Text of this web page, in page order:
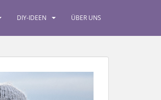
DIY-IDEEN ÜBER UNS